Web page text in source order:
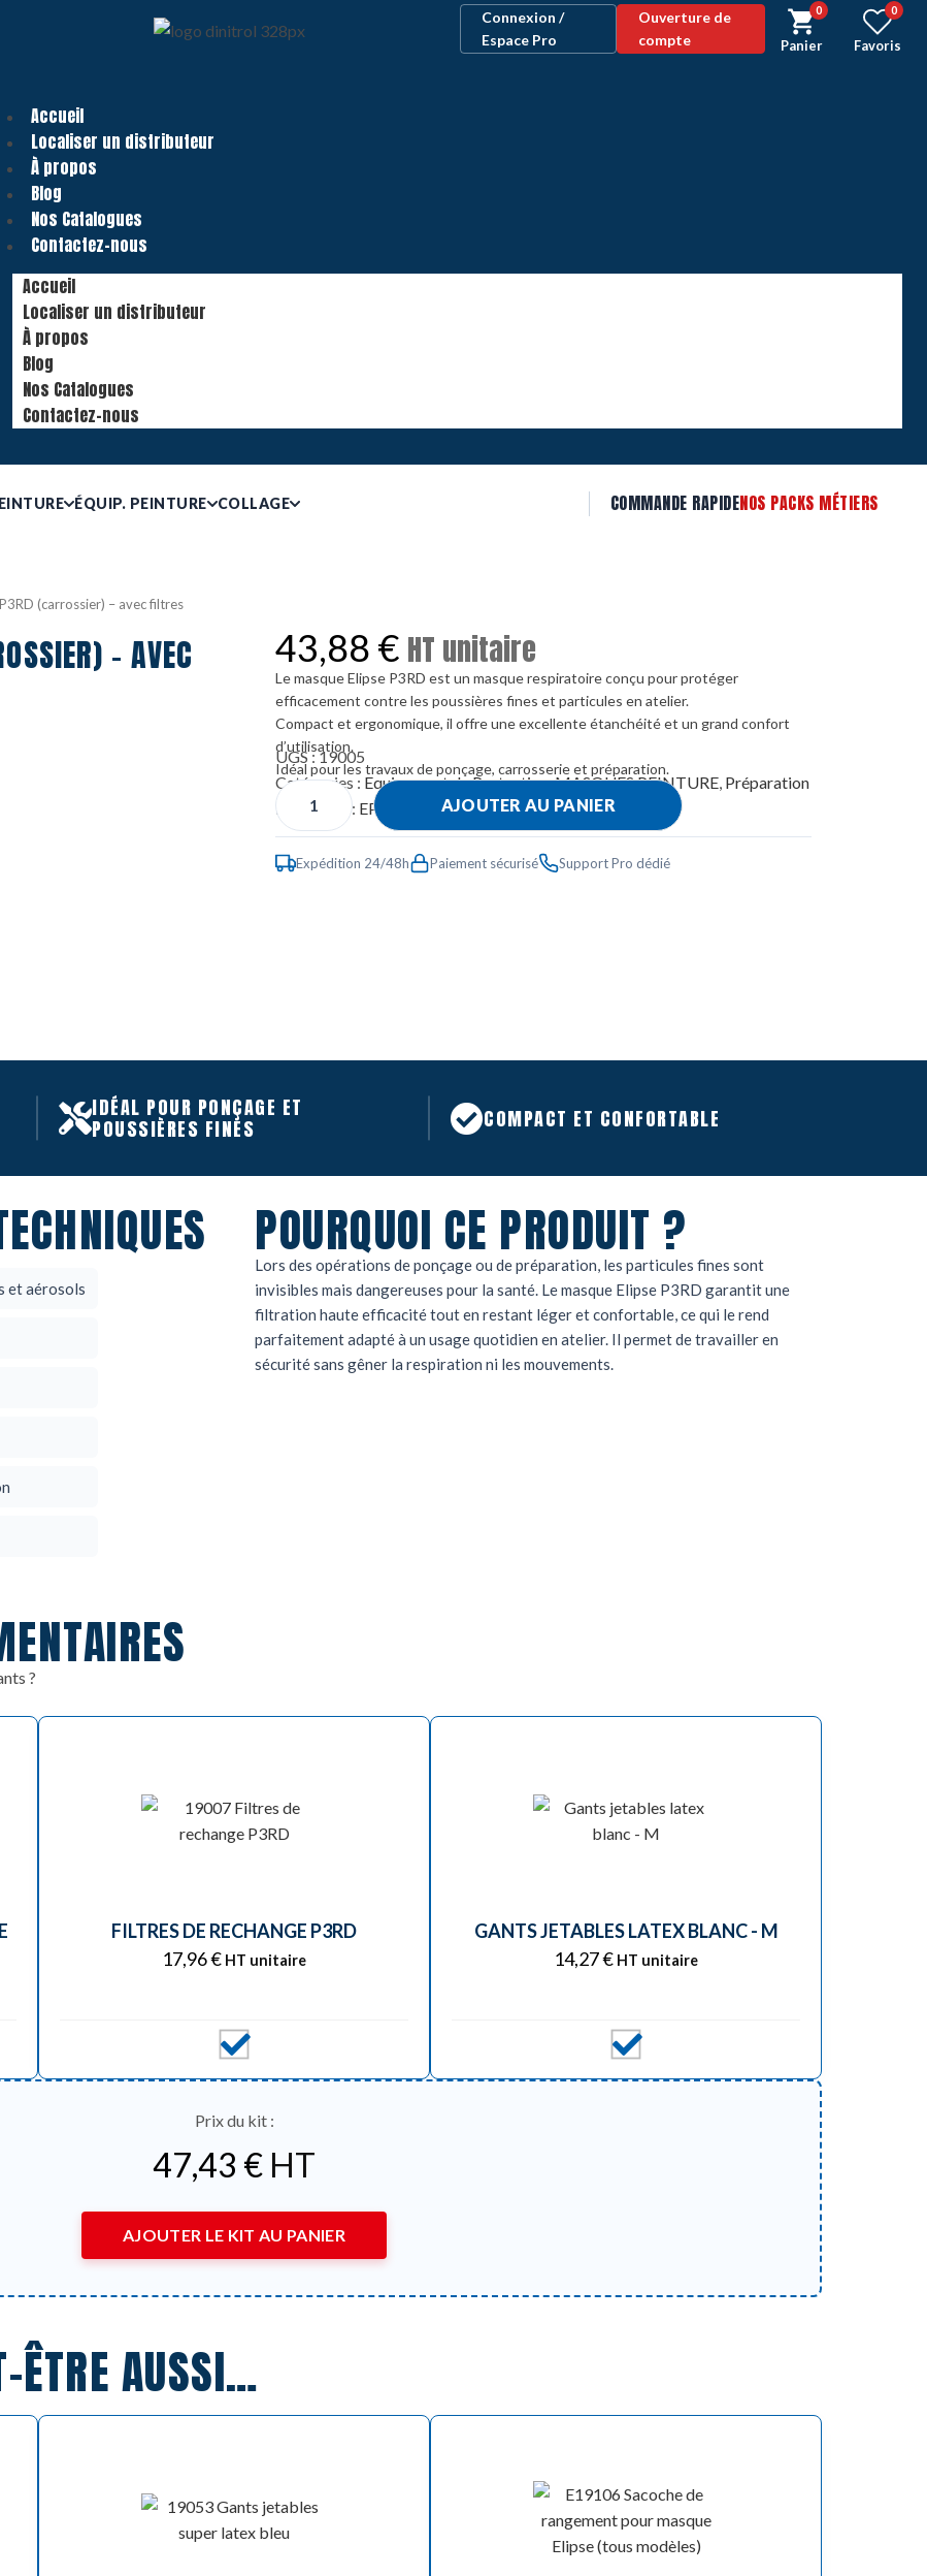
Connexion /
Espace Pro
Ouverture de
compte
0
Panier
0
Favoris
Accueil
Localiser un distributeur
À propos
Blog
Nos Catalogues
Contactez-nous
Accueil
Localiser un distributeur
À propos
Blog
Nos Catalogues
Contactez-nous
ÉQUIP. PEINTURE COLLAGE COMMANDE RAPIDENOS PACKS MÉTIERS
(carrossier) – avec filtres
- AVEC
43,88 € HT unitaire
Le masque Elipse P3RD est un masque respiratoire conçu pour protéger
efficacement contre les poussières fines et particules en atelier.
Compact et ergonomique, il offre une excellente étanchéité et un grand confort
d’utilisation.
Idéal pour les travaux de ponçage, carrosserie et préparation.
UGS :19005
Catégories : Equipement de Protection,MASQUES PEINTURE, Préparation
Étiquettes : EPI équipement,protection
AJOUTER AU PANIER
Expédition 24/48h Paiement sécurisé Support Pro dédié
IDÉAL POUR PONÇAGE ET
POUSSIÈRES FINES COMPACT ET CONFORTABLE
et aérosols
POURQUOI CE PRODUIT ?
Lors des opérations de ponçage ou de préparation, les particules fines sont
invisibles mais dangereuses pour la santé. Le masque Elipse P3RD garantit une
filtration haute efficacité tout en restant léger et confortable, ce qui le rend
parfaitement adapté à un usage quotidien en atelier. Il permet de travailler en
sécurité sans gêner la respiration ni les mouvements.
?
FILTRES DE RECHANGE P3RD
17,96€ HT unitaire
GANTS JETABLES LATEX BLANC - M
14,27€ HT unitaire
Prix du kit :
47,43 € HT
AJOUTER LE KIT AU PANIER
ÊTRE AUSSI…